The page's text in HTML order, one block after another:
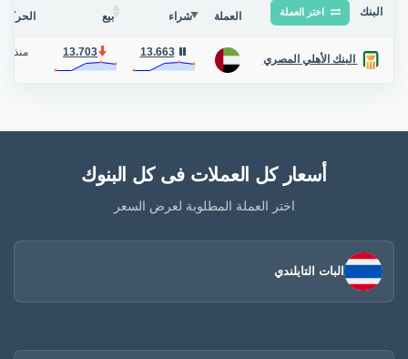
البنك اختر العملة العملة شراء بيع الحركة
البنك الأهلي المصري
13.663
13.703 منذ 3 أيام
أسعار كل العملات فى كل البنوك
اختر العملة المطلوبة لعرض السعر
البات التايلندي